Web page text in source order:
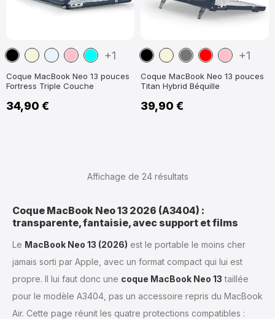
NoirBeigeTransparent
RoseCyan+1
Coque MacBook Neo 13 pouces
Fortress Triple Couche
34,90 €
NoirBeigeGrisRougeRose+1
Coque MacBook Neo 13 pouces
Titan Hybrid Béquille
39,90 €
Affichage de 24 résultats
Coque MacBook Neo 13 2026 (A3404) :
transparente, fantaisie, avec support et films
Le MacBook Neo 13 (2026) est le portable le moins cher
jamais sorti par Apple, avec un format compact qui lui est
propre. Il lui faut donc une coque MacBook Neo 13 taillée
pour le modèle A3404, pas un accessoire repris du MacBook
Air. Cette page réunit les quatre protections compatibles :